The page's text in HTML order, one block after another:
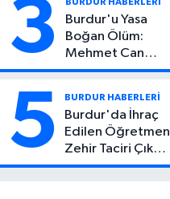
3
Burdur'u Yasa
Boğan Ölüm:
Mehmet Can
Atıcı Genç Yaşta
5 BURDUR HABERLERİ
Burdur'da İhraç
Edilen Öğretmen
Zehir Taciri Çıktı:
Binlerce